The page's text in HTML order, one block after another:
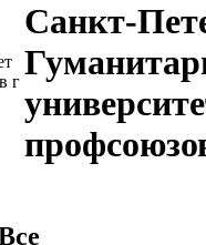
Санкт-